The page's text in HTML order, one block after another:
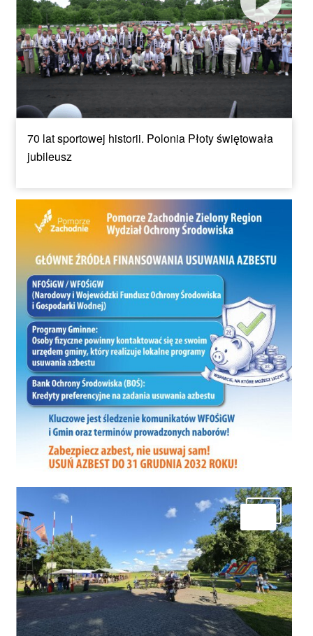
70 lat sportowej historii. Polonia Płoty świętowała
jubileusz